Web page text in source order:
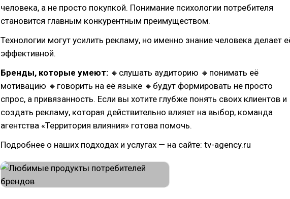
человека, а не просто покупкой. Понимание психологии потребителя
становится главным конкурентным преимуществом.
Технологии могут усилить рекламу, но именно знание человека делает
эффективной.
Бренды, которые умеют: 🔸слушать аудиторию 🔸понимать её
мотивацию 🔸говорить на её языке 🔸будут формировать не просто
спрос, а привязанность. Если вы хотите глубже понять своих клиентов и
создать рекламу, которая действительно влияет на выбор, команда
агентства «Территория влияния» готова помочь.
Подробнее о наших подходах и услугах — на сайте: tv-agency.ru